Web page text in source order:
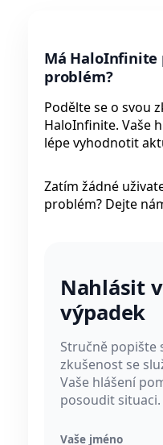
Má HaloInfinite
problém?
Podělte se o svou
HaloInfinite. Vaše
lépe vyhodnotit
Zatím žádné
problém? Dejte
Nahlásit
výpadek
Stručně popište
zkušenost se
Vaše hlášení
posoudit situaci.
Vaše jméno